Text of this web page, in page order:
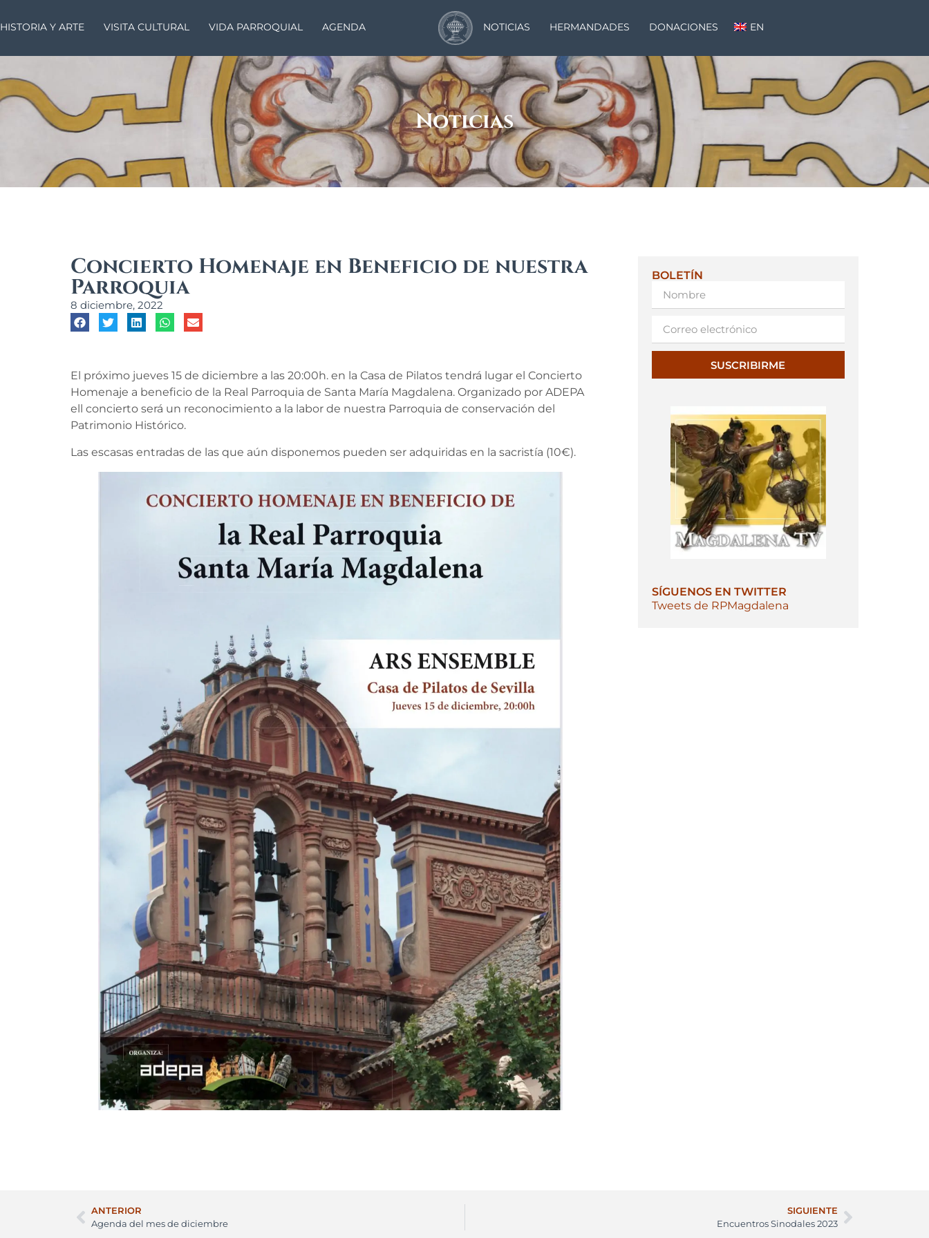
HISTORIA Y ARTE VISITA CULTURAL VIDA PARROQUIAL AGENDA NOTICIAS HERMANDADES DONACIONES EN
Noticias
Concierto Homenaje en Beneficio de nuestra
Parroquia
8 diciembre, 2022
El próximo jueves 15 de diciembre a las 20:00h. en la Casa de Pilatos tendrá lugar el Concierto
Homenaje a beneficio de la Real Parroquia de Santa María Magdalena. Organizado por ADEPA
ell concierto será un reconocimiento a la labor de nuestra Parroquia de conservación del
Patrimonio Histórico.
Las escasas entradas de las que aún disponemos pueden ser adquiridas en la sacristía (10€).
BOLETÍN
SUSCRIBIRME
SÍGUENOS EN TWITTER
Tweets de RPMagdalena
ANTERIOR
Agenda del mes de diciembre
SIGUIENTE
Encuentros Sinodales 2023